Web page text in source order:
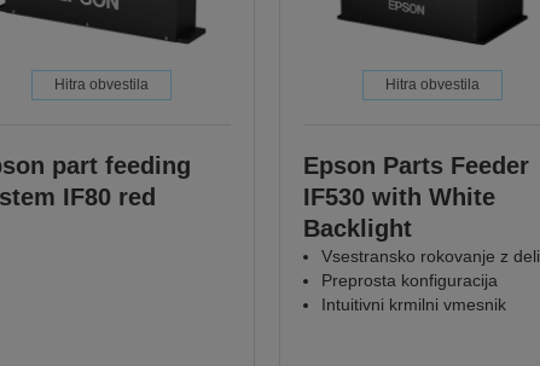
Hitra obvestila
part feeding
IF80 red
Hitra obvestila
Epson Parts Feeder
IF530 with White
Backlight
Vsestransko rokovanje z deli
Preprosta konfiguracija
Intuitivni krmilni vmesnik